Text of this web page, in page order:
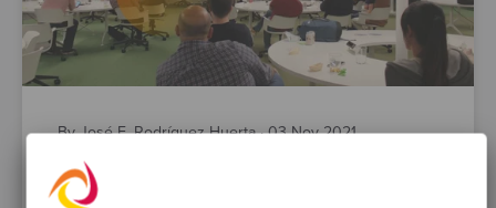
By José E. Rodríguez Huerta· 03 Nov 2021
Evento en Málaga en el Parque
Tecnológico de Andalucía